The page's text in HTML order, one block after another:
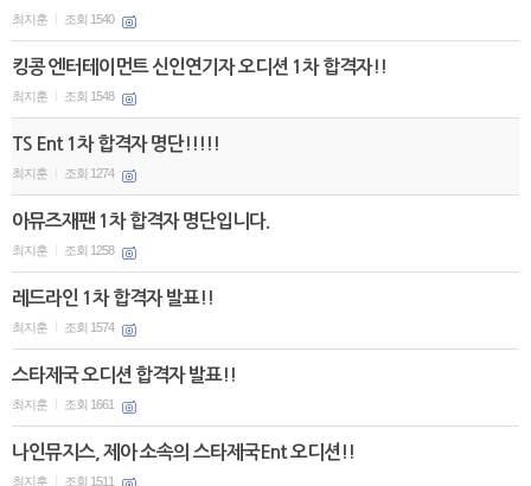
최지훈 조회 1540
킹콩 엔터테이먼트 신인연기자 오디션 1차 합격자!!
최지훈 조회 1548
TS Ent 1차 합격자 명단!!!!!
최지훈 조회 1274
아뮤즈재팬 1차 합격자 명단입니다.
최지훈 조회 1258
레드라인 1차 합격자 발표!!
최지훈 조회 1574
스타제국 오디션 합격자 발표!!
최지훈 조회 1661
나인뮤지스, 제아 소속의 스타제국Ent 오디션!!
최지훈 조회 1511